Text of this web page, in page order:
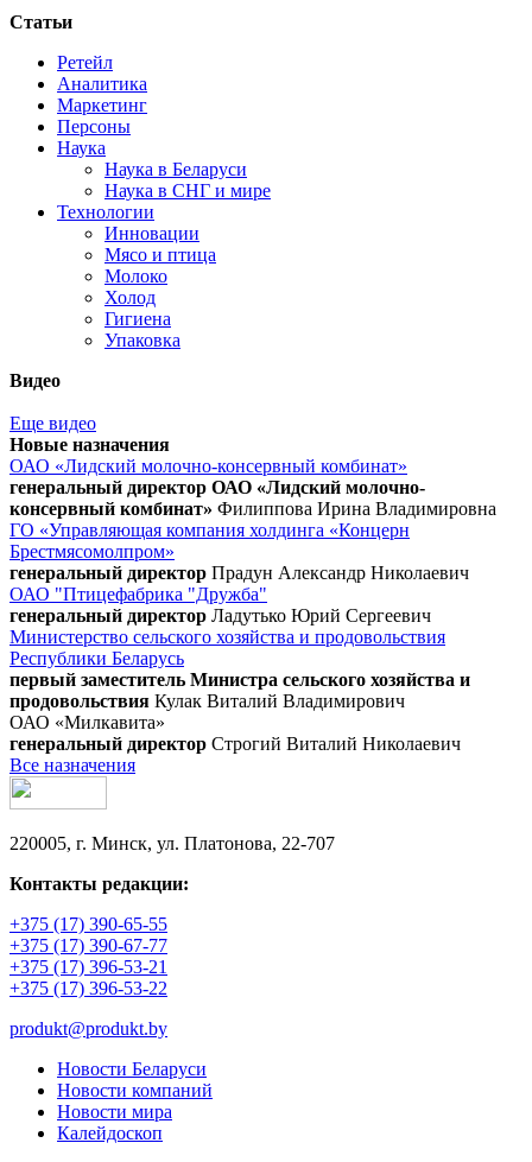
Статьи
Ретейл
Аналитика
Маркетинг
Персоны
Наука
Наука в Беларуси
Наука в СНГ и мире
Технологии
Инновации
Мясо и птица
Молоко
Холод
Гигиена
Упаковка
Видео
Еще видео
Новые назначения
ОАО «Лидский молочно-консервный комбинат»
генеральный директор ОАО «Лидский молочно-
консервный комбинат» Филиппова Ирина Владимировна
ГО «Управляющая компания холдинга «Концерн
Брестмясомолпром»
генеральный директор Прадун Александр Николаевич
ОАО "Птицефабрика "Дружба"
генеральный директор Ладутько Юрий Сергеевич
Министерство сельского хозяйства и продовольствия
Республики Беларусь
первый заместитель Министра сельского хозяйства и
продовольствия Кулак Виталий Владимирович
ОАО «Милкавита»
генеральный директор Строгий Виталий Николаевич
Все назначения
220005, г. Минск, ул. Платонова, 22-707
Контакты редакции:
+375 (17) 390-65-55
+375 (17) 390-67-77
+375 (17) 396-53-21
+375 (17) 396-53-22
produkt@produkt.by
Новости Беларуси
Новости компаний
Новости мира
Калейдоскоп